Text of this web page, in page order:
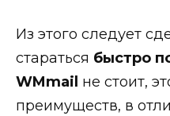
Из этого следует
стараться быстро
WMmail не стоит,
преимуществ, в